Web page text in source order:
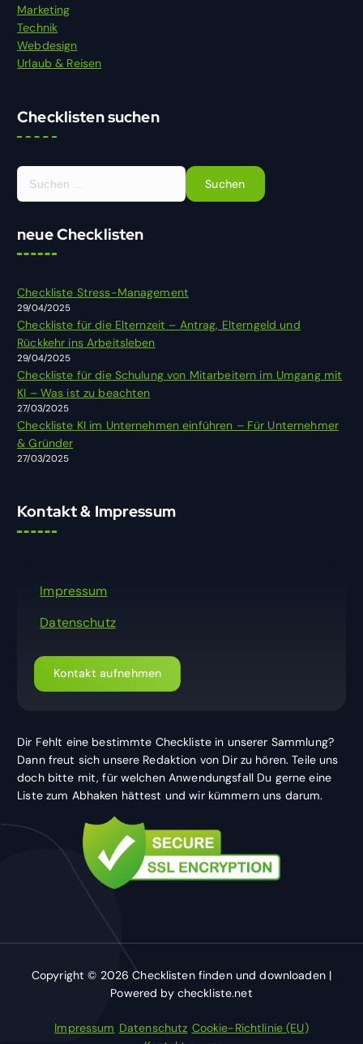
Marketing
Technik
Webdesign
Urlaub & Reisen
Checklisten suchen
S
a
h
:
neue Checklisten
Checkliste Stress-Management
29/04/2025
Checkliste für die Elternzeit – Antrag, Elterngeld und
Rückkehr ins Arbeitsleben
29/04/2025
Checkliste für die Schulung von Mitarbeitern im Umgang mit
KI – Was ist zu beachten
27/03/2025
Checkliste KI im Unternehmen einführen – Für Unternehmer
& Gründer
27/03/2025
Kontakt & Impressum
Impressum
Datenschutz
Kontakt aufnehmen
Dir Fehlt eine bestimmte Checkliste in unserer Sammlung?
Dann freut sich unsere Redaktion von Dir zu hören. Teile uns
doch bitte mit, für welchen Anwendungsfall Du gerne eine
Liste zum Abhaken hättest und wir kümmern uns darum.
Copyright © 2026 Checklisten finden und downloaden |
Powered by checkliste.net
Impressum Datenschutz Cookie-Richtlinie (EU)